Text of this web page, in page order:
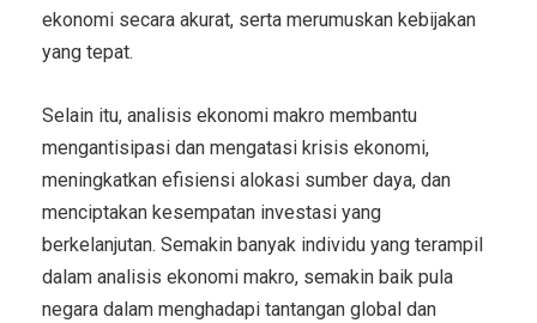
ekonomi secara akurat, serta merumuskan kebijakan
yang tepat.
Selain itu, analisis ekonomi makro membantu
mengantisipasi dan mengatasi krisis ekonomi,
meningkatkan efisiensi alokasi sumber daya, dan
menciptakan kesempatan investasi yang
berkelanjutan. Semakin banyak individu yang terampil
dalam analisis ekonomi makro, semakin baik pula
negara dalam menghadapi tantangan global dan